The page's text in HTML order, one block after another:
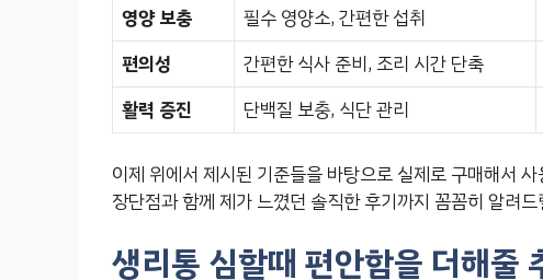
영양 보충
필수 영양소, 간편한 섭취
편의성
간편한 식사 준비, 조리 시간 단축
활력 증진
단백질 보충, 식단 관리
이제 위에서 제시된 기준들을 바탕으로 실제로 구매해서
장단점과 함께 제가 느꼈던 솔직한 후기까지 꼼꼼히 알려드
생리통 심할때 편안함을 더해줄